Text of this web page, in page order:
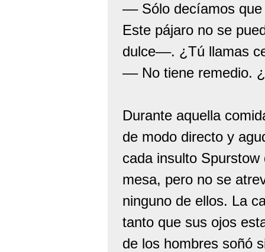
–– Sólo decíamos
Este pájaro no se
dulce––. ¿Tú llamas
–– No tiene remedio.
Durante aquella
de modo directo y
cada insulto
mesa, pero no se
ninguno de ellos. La
tanto que sus ojos
de los hombres soñó